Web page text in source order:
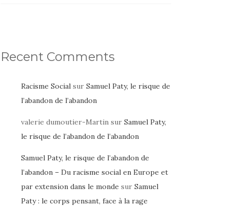
Recent Comments
Racisme Socialsur Samuel Paty, le risque de
l’abandon de l’abandon
valerie dumoutier-Martinsur Samuel Paty,
le risque de l’abandon de l’abandon
Samuel Paty, le risque de l’abandon de
l’abandon – Du racisme social en Europe et
par extension dans le monde sur Samuel
Paty : le corps pensant, face à la rage